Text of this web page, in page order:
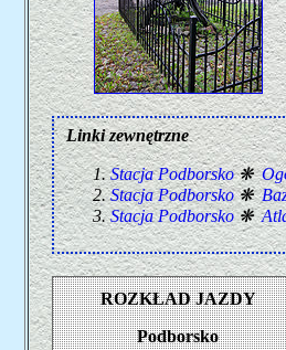
Linki zewnętrzne
Stacja Podborsko❋
Stacja Podborsko❋
Stacja Podborsko❋
ROZKŁAD JAZDY
Podborsko